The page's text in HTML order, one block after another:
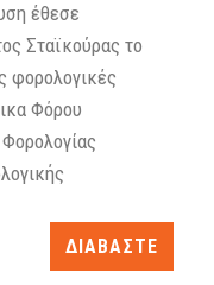
έθεσε
Σταϊκούρας το
φορολογικές
Φόρου
ΔΙΑΒΑΣΤΕ